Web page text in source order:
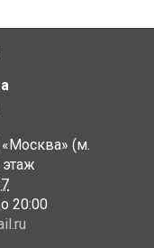
(м.
20:00